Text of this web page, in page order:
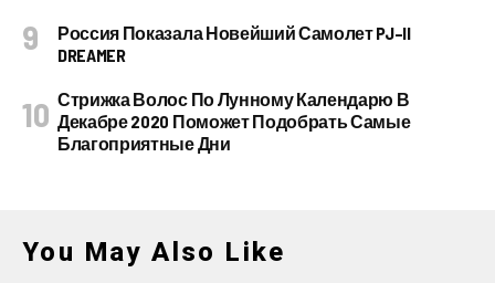
Россия Показала Новейший Самолет PJ–II
DREAMER
Стрижка Волос По Лунному Календарю В
Декабре 2020 Поможет Подобрать Самые
Благоприятные Дни
You May Also Like